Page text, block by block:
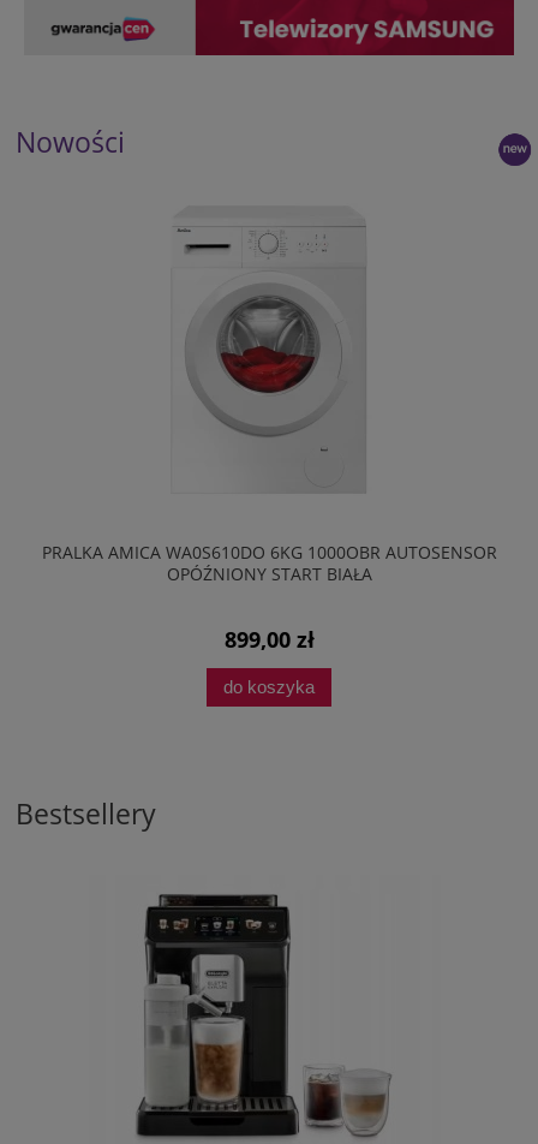
Nowości
PRALKA AMICA WA0S610DO 6KG 1000OBR AUTOSENSOR
OPÓŹNIONY START BIAŁA
899,00 zł
do koszyka
Bestsellery